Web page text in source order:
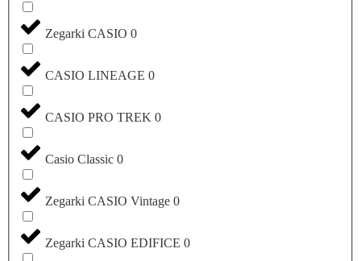
Zegarki CASIO 0
CASIO LINEAGE 0
CASIO PRO TREK 0
Casio Classic 0
Zegarki CASIO Vintage 0
Zegarki CASIO EDIFICE 0